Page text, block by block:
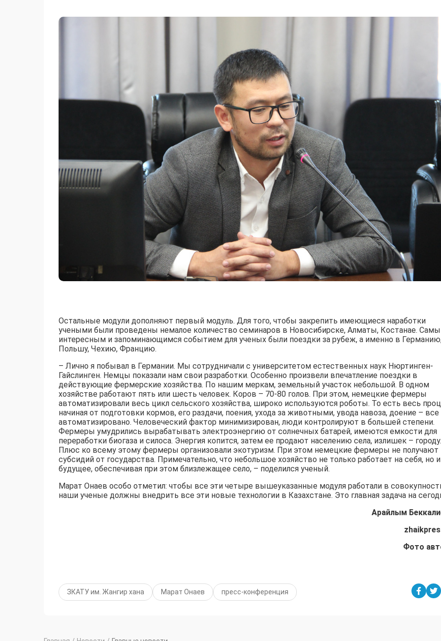
Остальные модули дополняют первый модуль. Для того, чтобы закрепить имеющиеся наработки
учеными были проведены немалое количество семинаров в Новосибирске, Алматы, Костанае.
интересным и запоминающимся событием для ученых были поездки за рубеж, а именно в
Польшу, Чехию, Францию.
– Лично я побывал в Германии. Мы сотрудничали с университетом естественных наук Нюртинген-
Гайслинген. Немцы показали нам свои разработки. Особенно произвели впечатление поездки в
действующие фермерские хозяйства. По нашим меркам, земельный участок небольшой. В одном
хозяйстве работают пять или шесть человек. Коров – 70-80 голов. При этом, немецкие фермеры
автоматизировали весь цикл сельского хозяйства, широко используются роботы. То есть весь
начиная от подготовки кормов, его раздачи, поения, ухода за животными, увода навоза, доение – все
автоматизировано. Человеческий фактор минимизирован, люди контролируют в большей степени.
Фермеры умудрились вырабатывать электроэнергию от солнечных батарей, имеются емкости для
переработки биогаза и силоса. Энергия копится, затем ее продают населению села, излишек – городу.
Плюс ко всему этому фермеры организовали экотуризм. При этом немецкие фермеры не получают
субсидий от государства. Примечательно, что небольшое хозяйство не только работает на себя, но
будущее, обеспечивая при этом близлежащее село, – поделился ученый.
Марат Онаев особо отметил: чтобы все эти четыре вышеуказанные модуля работали в
наши ученые должны внедрить все эти новые технологии в Казахстане. Это главная задача на
Арайлым
Фото
ЗКАТУ им. Жангир хана Марат Онаев пресс-конференция